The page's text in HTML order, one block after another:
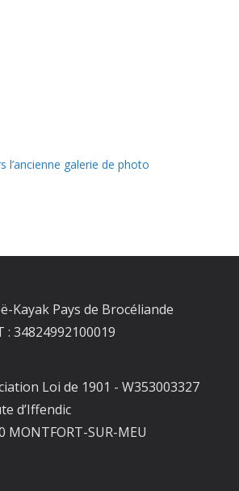
l’ancienne galerie de photo
Kayak Pays de Brocéliande
: 34824992100019
Loi de 1901 - W353003327
d’Iffendic
MONTFORT-SUR-MEU